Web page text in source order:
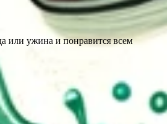
или ужина и понравится всем